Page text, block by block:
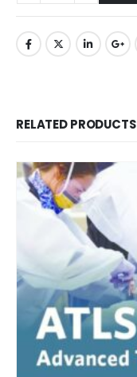
RELATED PRODUCTS